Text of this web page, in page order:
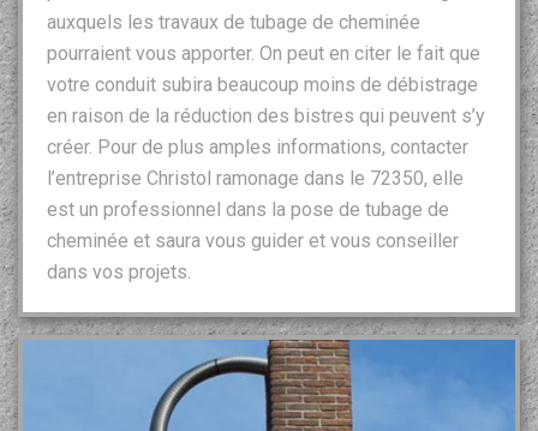
auxquels les travaux de tubage de cheminée
pourraient vous apporter. On peut en citer le fait que
votre conduit subira beaucoup moins de débistrage
en raison de la réduction des bistres qui peuvent s’y
créer. Pour de plus amples informations, contacter
l’entreprise Christol ramonage dans le 72350, elle
est un professionnel dans la pose de tubage de
cheminée et saura vous guider et vous conseiller
dans vos projets.